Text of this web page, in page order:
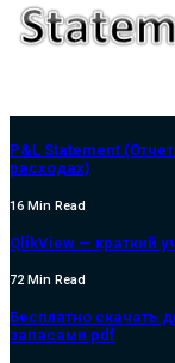
P&L Statement
расходах)
16 Min Read
QlikView — краткий
72 Min Read
Бесплатно скачать
запасами pdf